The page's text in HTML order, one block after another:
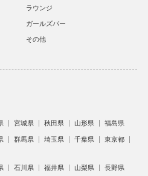
ラウンジ
ガールズバー
その他
宮城県 秋田県 山形県 福島県
群馬県 埼玉県 千葉県
東京都
石川県 福井県 山梨県 長野県